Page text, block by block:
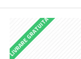
LIVRARE GRATUITA